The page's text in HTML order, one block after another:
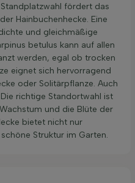
fördert das
Hainbuchenhecke. Eine
und gleichmäßige
betulus kann auf allen
werden, egal ob trocken
eignet sich hervorragend
oder Solitärpflanze. Auch
richtige Standortwahl ist
und die Blüte der
bietet nicht nur
Struktur im Garten.